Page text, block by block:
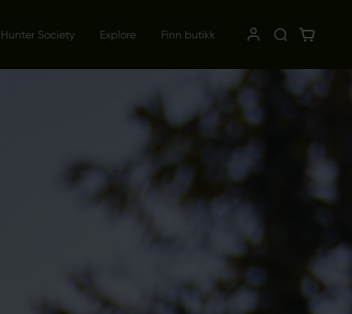
Hunter Society Explore Finn butikk